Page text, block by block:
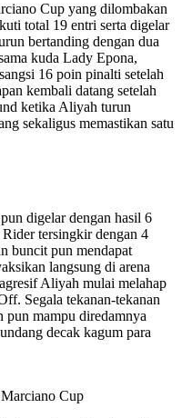
Cup yang dilombakan
total 19 entri serta digelar
bertanding dengan dua
kuda Lady Epona,
16 poin pinalti setelah
kembali datang setelah
ketika Aliyah turun
sekaligus memastikan satu
digelar dengan hasil 6
tersingkir dengan 4
buncit pun mendapat
langsung di arena
Aliyah mulai melahap
Segala tekanan-tekanan
pun mampu diredamnya
decak kagum para
Cup